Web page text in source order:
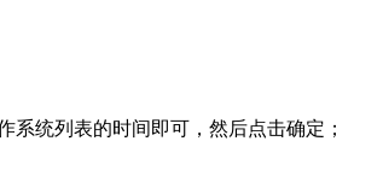
统列表的时间即可，然后点击确定；